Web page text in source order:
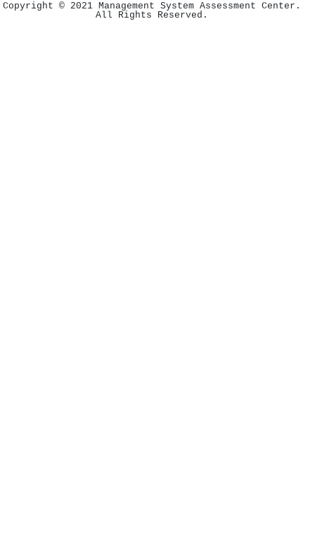
Copyright © 2021 Management System Assessment Center.
All Rights Reserved.